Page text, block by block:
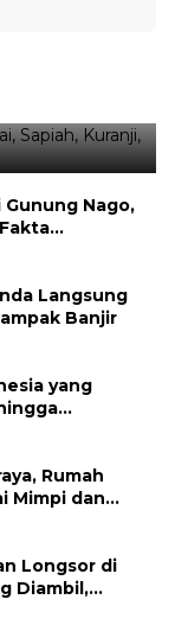
Terdeteksi di
Nago,
Langsung
Banjir
yang
Rumah
Mimpi dan
Longsor di
Diambil,